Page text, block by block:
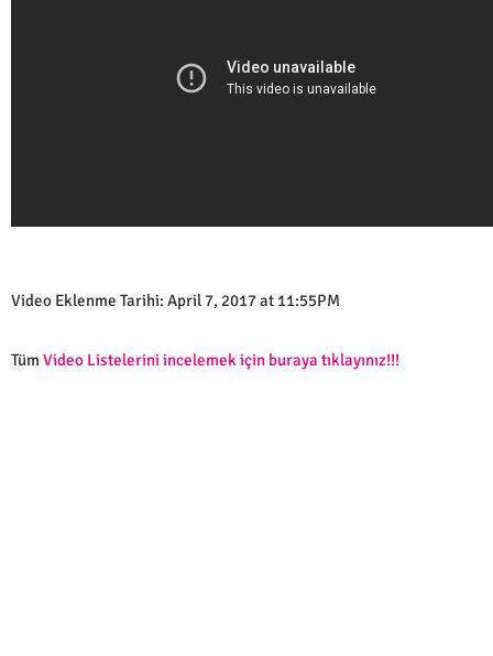
Video Eklenme Tarihi: April 7, 2017 at 11:55PM
Tüm Video Listelerini incelemek için buraya tıklayınız!!!